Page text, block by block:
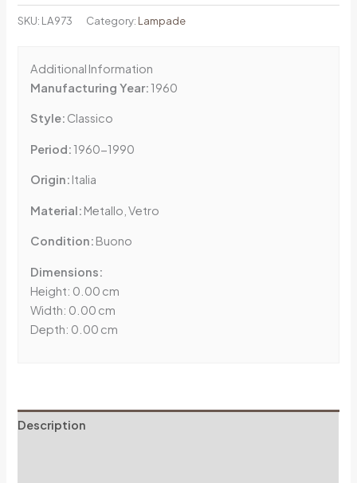
SKU: LA973 Category: Lampade
Additional Information
Manufacturing Year:1960
Style: Classico
Period:1960-1990
Origin: Italia
Material: Metallo, Vetro
Condition: Buono
Dimensions:
Height: 0.00 cm
Width: 0.00 cm
Depth: 0.00 cm
Description